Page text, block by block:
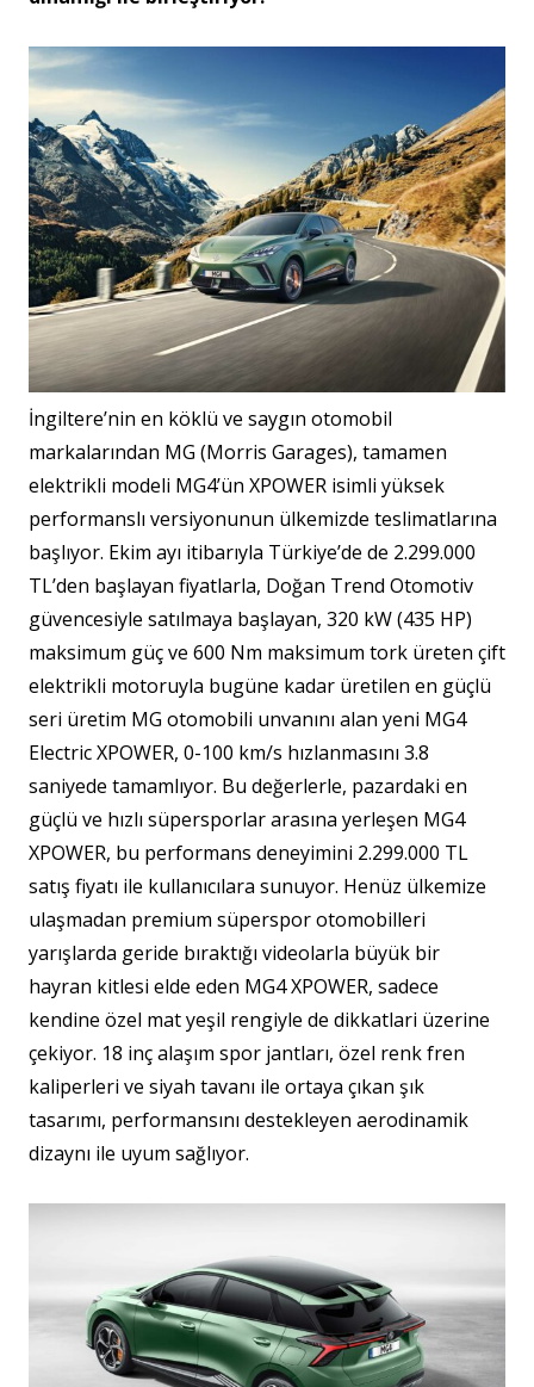
İngiltere’nin en köklü ve saygın otomobil
markalarından MG (Morris Garages), tamamen
elektrikli modeli MG4’ün XPOWER isimli yüksek
performanslı versiyonunun ülkemizde teslimatlarına
başlıyor. Ekim ayı itibarıyla Türkiye’de de 2.299.000
TL’den başlayan fiyatlarla, Doğan Trend Otomotiv
güvencesiyle satılmaya başlayan, 320 kW (435 HP)
maksimum güç ve 600 Nm maksimum tork üreten çift
elektrikli motoruyla bugüne kadar üretilen en güçlü
seri üretim MG otomobili unvanını alan yeni MG4
Electric XPOWER, 0-100 km/s hızlanmasını 3.8
saniyede tamamlıyor. Bu değerlerle, pazardaki en
güçlü ve hızlı süpersporlar arasına yerleşen MG4
XPOWER, bu performans deneyimini 2.299.000 TL
satış fiyatı ile kullanıcılara sunuyor. Henüz ülkemize
ulaşmadan premium süperspor otomobilleri
yarışlarda geride bıraktığı videolarla büyük bir
hayran kitlesi elde eden MG4 XPOWER, sadece
kendine özel mat yeşil rengiyle de dikkatlari üzerine
çekiyor. 18 inç alaşım spor jantları, özel renk fren
kaliperleri ve siyah tavanı ile ortaya çıkan şık
tasarımı, performansını destekleyen aerodinamik
dizaynı ile uyum sağlıyor.